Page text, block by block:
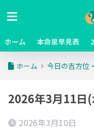
ホーム 本命星早見表
ホーム 今日の吉方位
2026年3月11日
2026年3月10日